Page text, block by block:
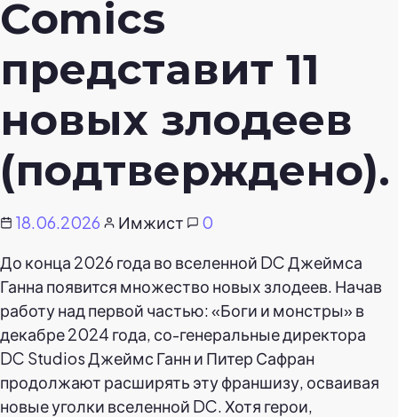
Comics
представит 11
новых злодеев
(подтверждено).
18.06.2026 Имжист
0
До конца 2026 года во вселенной DC Джеймса
Ганна появится множество новых злодеев. Начав
работу над первой частью: «Боги и монстры» в
декабре 2024 года, со-генеральные директора
DC Studios Джеймс Ганн и Питер Сафран
продолжают расширять эту франшизу, осваивая
новые уголки вселенной DC. Хотя герои,